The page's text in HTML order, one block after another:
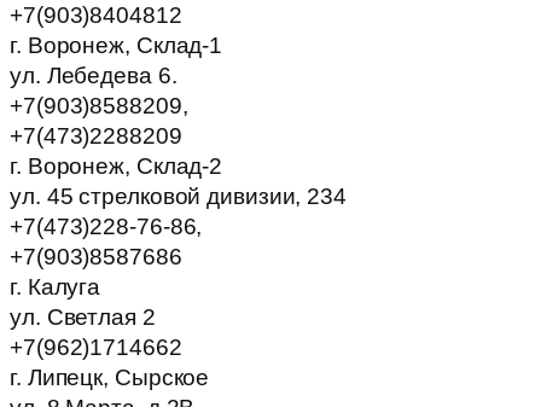
+7(903)8404812
г. Воронеж, Склад-1
ул. Лебедева 6.
+7(903)8588209,
+7(473)2288209
г. Воронеж, Склад-2
ул. 45 стрелковой дивизии, 234
+7(473)228-76-86,
+7(903)8587686
г. Калуга
ул. Светлая 2
+7(962)1714662
г. Липецк, Сырское